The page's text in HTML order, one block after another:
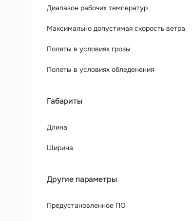
Диапазон рабочих температур
Максимально допустимая скорость ветра
Полеты в условиях грозы
Полеты в условиях обледенения
Габариты
Длина
Ширина
Другие параметры
Предустановленное ПО